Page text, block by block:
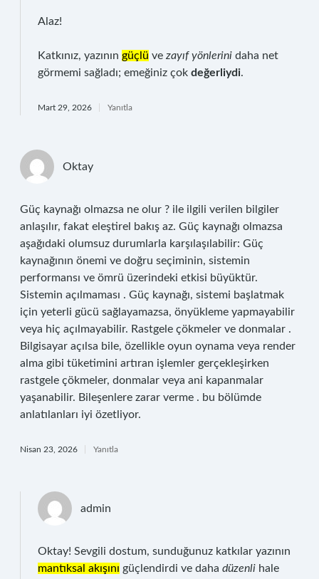
Alaz!
Katkınız, yazının güçlü ve zayıf yönlerini daha net
görmemi sağladı; emeğiniz çok değerliydi.
Mart 29, 2026 Yanıtla
Oktay
Güç kaynağı olmazsa ne olur ? ile ilgili verilen bilgiler
anlaşılır, fakat eleştirel bakış az. Güç kaynağı olmazsa
aşağıdaki olumsuz durumlarla karşılaşılabilir: Güç
kaynağının önemi ve doğru seçiminin, sistemin
performansı ve ömrü üzerindeki etkisi büyüktür.
Sistemin açılmaması . Güç kaynağı, sistemi başlatmak
için yeterli gücü sağlayamazsa, önyükleme yapmayabilir
veya hiç açılmayabilir. Rastgele çökmeler ve donmalar .
Bilgisayar açılsa bile, özellikle oyun oynama veya render
alma gibi tüketimini artıran işlemler gerçekleşirken
rastgele çökmeler, donmalar veya ani kapanmalar
yaşanabilir. Bileşenlere zarar verme . bu bölümde
anlatılanları iyi özetliyor.
Nisan 23, 2026 Yanıtla
admin
Oktay! Sevgili dostum, sunduğunuz katkılar yazının
mantıksal akışını güçlendirdi ve daha düzenli hale